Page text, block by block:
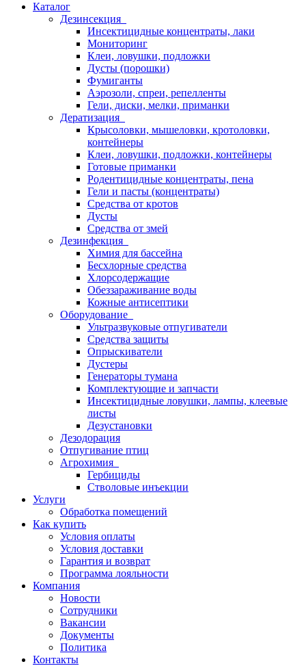
Каталог
Дезинсекция
Инсектицидные концентраты, лаки
Мониторинг
Клеи, ловушки, подложки
Дусты (порошки)
Фумиганты
Аэрозоли, спреи, репелленты
Гели, диски, мелки, приманки
Дератизация
Крысоловки, мышеловки, кротоловки,
контейнеры
Клеи, ловушки, подложки, контейнеры
Готовые приманки
Родентицидные концентраты, пена
Гели и пасты (концентраты)
Средства от кротов
Дусты
Средства от змей
Дезинфекция
Химия для бассейна
Бесхлорные средства
Хлорсодержащие
Обеззараживание воды
Кожные антисептики
Оборудование
Ультразвуковые отпугиватели
Средства защиты
Опрыскиватели
Дустеры
Генераторы тумана
Комплектующие и запчасти
Инсектицидные ловушки, лампы, клеевые
листы
Дезустановки
Дезодорация
Отпугивание птиц
Агрохимия
Гербициды
Стволовые инъекции
Услуги
Обработка помещений
Как купить
Условия оплаты
Условия доставки
Гарантия и возврат
Программа лояльности
Компания
Новости
Сотрудники
Вакансии
Документы
Политика
Контакты